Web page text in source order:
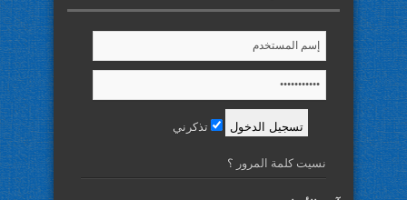
تذكرني
نسيت كلمة المرور ؟